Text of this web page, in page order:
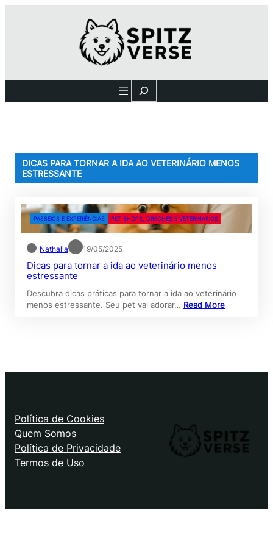
Search
DICAS PARA TORNAR A IDA AO VETERINÁRIO MENOS
ESTRESSANTE
PASSEIOS E EXPERIÊNCIAS PET SHOPS, CRECHES E VETERINÁRIOS
Nathalia 19/05/2025
Dicas para tornar a ida ao veterinário menos
estressante
Descubra dicas práticas para tornar a ida ao veterinário
menos estressante. Seu pet vai adorar… Read More
Política de Cookies
Quem Somos
Política de Privacidade
Termos de Uso